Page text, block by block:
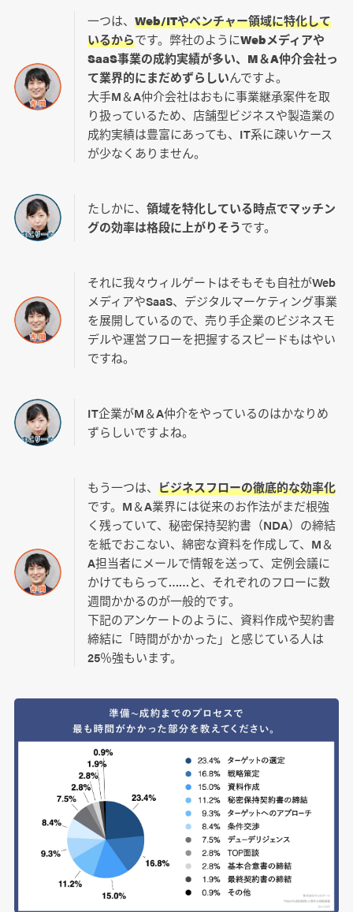
一つは、 Web/ITやベンチャー領域に特化して
いるからです。弊社のようにWebメディアや
SaaS事業の成約実績が多い、M＆A仲介会社っ
て業界的にまだめずらしいんですよ。
大手M＆A仲介会社はおもに事業継承案件を取
り扱っているため、店舗型ビジネスや製造業の
成約実績は豊富にあっても、IT系に疎いケース
が少なくありません。
たしかに、 領域を特化している時点でマッチン
グの効率は格段に上がりそうです。
それに我々ウィルゲートはそもそも自社がWeb
メディアやSaaS、デジタルマーケティング事業
を展開しているので、売り手企業のビジネスモ
デルや運営フローを把握するスピードもはやい
ですね。
IT企業がM＆A仲介をやっているのはかなりめ
ずらしいですよね。
もう一つは、 ビジネスフローの徹底的な効率化
です。M＆A業界には従来のお作法がまだ根強
く残っていて、秘密保持契約書（NDA）の締結
を紙でおこない、綿密な資料を作成して、M＆
A担当者にメールで情報を送って、定例会議に
かけてもらって……と、それぞれのフローに数
週間かかるのが一般的です。
下記のアンケートのように、資料作成や契約書
締結に「時間がかかった」と感じている人は
25％強もいます。